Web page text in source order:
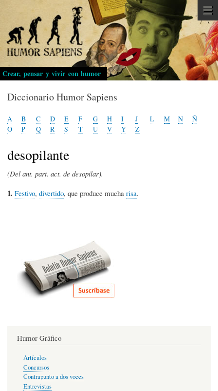
Pasar
al
contenido
principal
Crear, pensar y vivir con humor
Diccionario Humor Sapiens
A B C D E F G H I J L M N
Ñ
O
P Q R S T U V Y Z
desopilante
(Del ant. part. act. de desopilar).
1. Festivo, divertido, que produce mucha risa.
Humor Gráfico
Artículos
Concursos
Contrapunto a dos voces
Entrevistas